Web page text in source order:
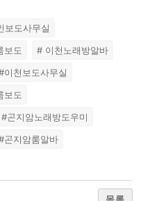
보도사무실
보도
# 이천노래방알바
이천보도사무실
보도
#곤지암노래방도우미
곤지암룸알바